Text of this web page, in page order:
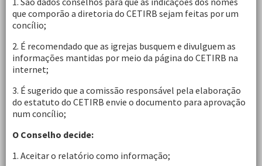
que comporão a diretoria do CETIRB sejam feitas por um
concílio;
2. É recomendado que as igrejas busquem e divulguem as
informações mantidas por meio da página do CETIRB na
internet;
3. É sugerido que a comissão responsável pela elaboração
do estatuto do CETIRB envie o documento para aprovação
num concílio;
O Conselho decide:
1. Aceitar o relatório como informação;